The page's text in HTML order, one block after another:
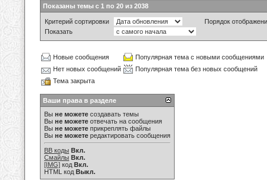
Показаны темы с 1 по 20 из 2038
Критерий сортировки
Порядок
Показать
Новые сообщения
Популярная тема с новыми сообщениями
Нет новых сообщений
Популярная тема без новых сообщений
Тема закрыта
Ваши права в разделе
Вы не можете создавать темы
Вы не можете отвечать на сообщения
Вы не можете прикреплять файлы
Вы не можете редактировать сообщения
BB коды Вкл.
Смайлы Вкл.
[IMG] код Вкл.
HTML код Выкл.